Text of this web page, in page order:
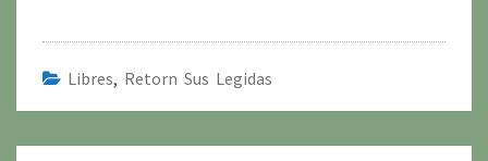
Libres, Retorn Sus Legidas